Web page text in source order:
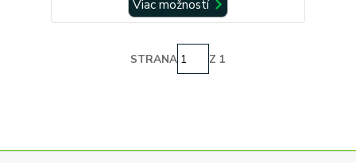
Viac možností
STRANA Z 1